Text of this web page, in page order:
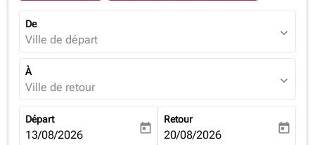
De
Ville de départ expand_more
À
Ville de retour expand_more
Départ
fc-booking-departure-date-aria-label
13/08/2026 today
Retour
fc-booking-return-date-aria-
20/08/2026 today